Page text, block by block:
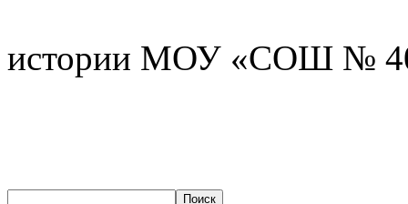
истории МОУ «СОШ №